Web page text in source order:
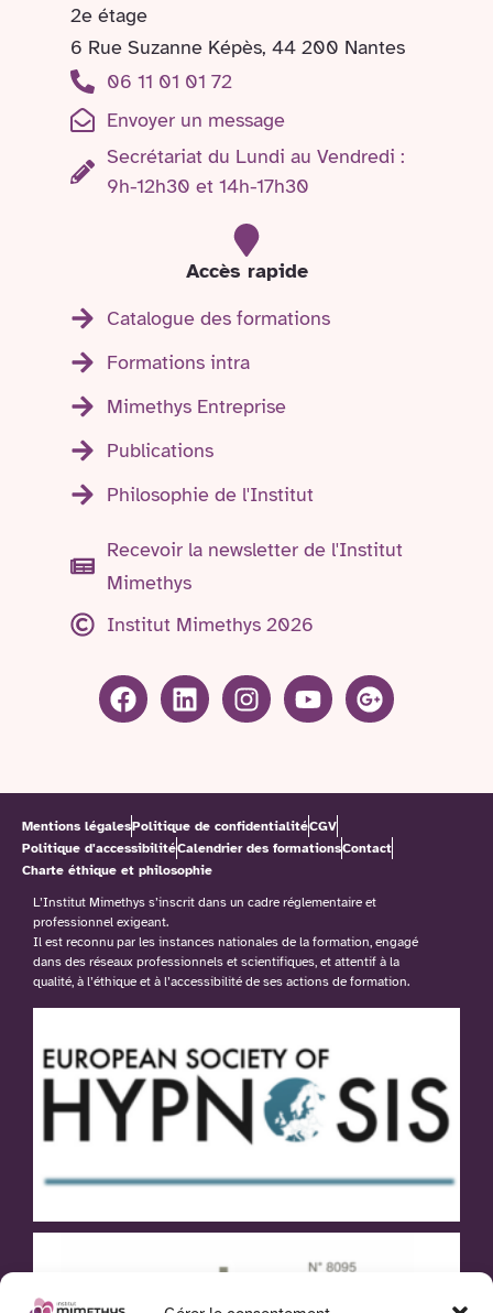
2e étage
6 Rue Suzanne Képès, 44 200 Nantes
06 11 01 01 72
Envoyer un message
Secrétariat du Lundi au Vendredi :
9h-12h30 et 14h-17h30
Accès rapide
Catalogue des formations
Formations intra
Mimethys Entreprise
Publications
Philosophie de l'Institut
Recevoir la newsletter de l'Institut
Mimethys
Institut Mimethys 2026
Mentions légalesPolitique de confidentialitéCGV
Politique d'accessibilitéCalendrier des formationsContact
Charte éthique et philosophie
L’Institut Mimethys s’inscrit dans un cadre réglementaire et
professionnel exigeant.
Il est reconnu par les instances nationales de la formation, engagé
dans des réseaux professionnels et scientifiques, et attentif à la
qualité, à l’éthique et à l’accessibilité de ses actions de formation.